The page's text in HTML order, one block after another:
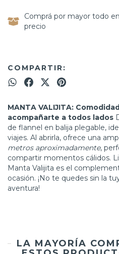
Comprá por mayor todo
precio
COMPARTIR:
MANTA VALIJITA:
acompañarte a todos lados
de flannel en balija plegable,
viajes. Al abrirla, ofrece una
metros aproximadamente,
compartir momentos cálidos.
Manta Valijita es el
ocasión. ¡No te quedes sin la
aventura!
LA MAYORÍA